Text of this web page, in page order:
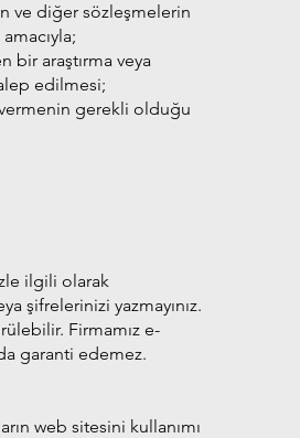
ve diğer sözleşmelerin
bir araştırma veya
edilmesi;
vermenin gerekli olduğu
ilgili olarak
şifrelerinizi yazmayınız.
Firmamız e-
garanti edemez.
web sitesini kullanımı